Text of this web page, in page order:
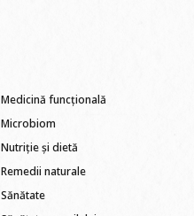
Medicină funcțională
Microbiom
Nutriție și dietă
Remedii naturale
Sănătate